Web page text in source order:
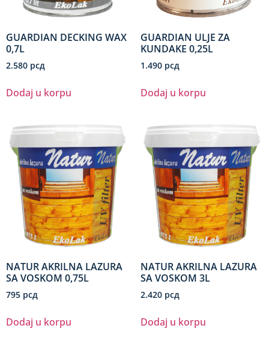
GUARDIAN DECKING WAX
0,7L
2.580 рсд
Dodaj u korpu
GUARDIAN ULJE ZA
KUNDAKE 0,25L
1.490 рсд
Dodaj u korpu
NATUR AKRILNA LAZURA
SA VOSKOM 0,75L
795 рсд
Dodaj u korpu
NATUR AKRILNA LAZURA
SA VOSKOM 3L
2.420 рсд
Dodaj u korpu